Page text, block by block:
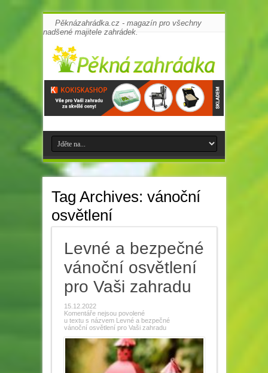
Pěknázahrádka.cz - magazín pro všechny
nadšené majitele zahrádek.
Tag Archives: vánoční
osvětlení
Levné a bezpečné
vánoční osvětlení
pro Vaši zahradu
15.12.2022
Komentáře nejsou povolené
u textu s názvem Levné a bezpečné
vánoční osvětlení pro Vaši zahradu